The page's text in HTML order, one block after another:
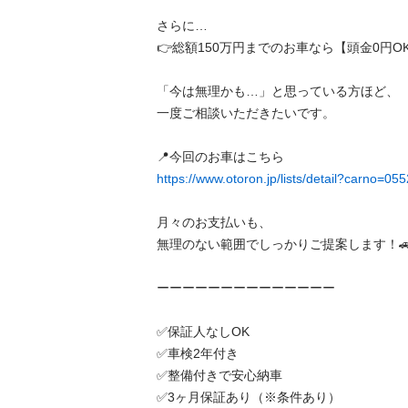
さらに…
👉総額150万円までのお車なら【頭金0円
「今は無理かも…」と思っている方ほど、
一度ご相談いただきたいです。
https://www.otoron.jp/lists/
月々のお支払いも、
無理のない範囲でしっかりご提案します！
ーーーーーーーーーーーーーー
✅️保証人なしOK
✅️車検2年付き
✅️整備付きで安心納車
✅️3ヶ月保証あり（※条件あり）